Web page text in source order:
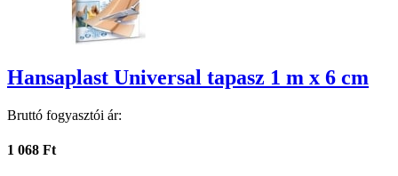
Hansaplast Universal tapasz 1 m x 6 cm
Bruttó fogyasztói ár:
1 068 Ft